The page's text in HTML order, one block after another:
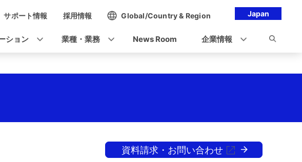
Japan
サポート情報 採用情報 Global/Country & Region
ション 業種・業務 News Room 企業情報
資料請求・お問い合わせ